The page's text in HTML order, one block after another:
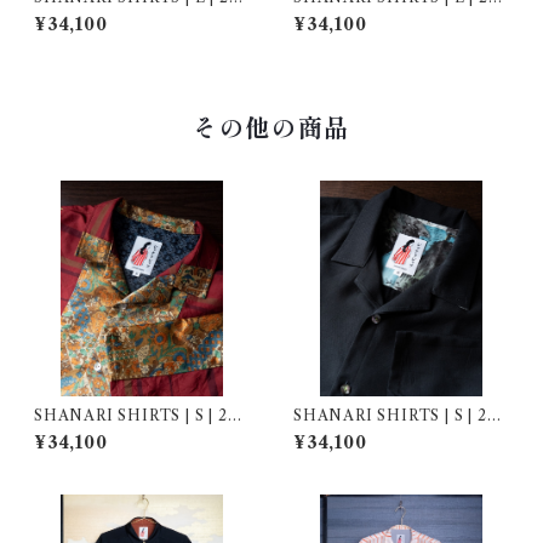
020
¥34,100
019
¥34,100
その他の商品
SHANARI SHIRTS | S | 263
064
¥34,100
SHANARI SHIRTS | S | 264
035
¥34,100